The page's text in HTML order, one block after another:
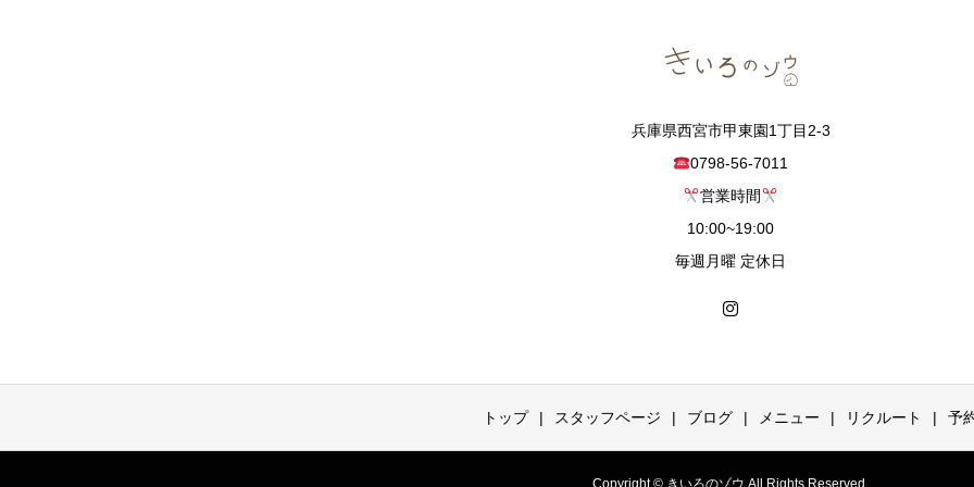
兵庫県西宮市甲東園1丁目2-3
0798-56-7011
営業時間
10:00~19:00
毎週月曜 定休日
トップ スタッフページ ブログ メニュー リクルート 予
Copyright © きいろのゾウ All Rights Reserved.